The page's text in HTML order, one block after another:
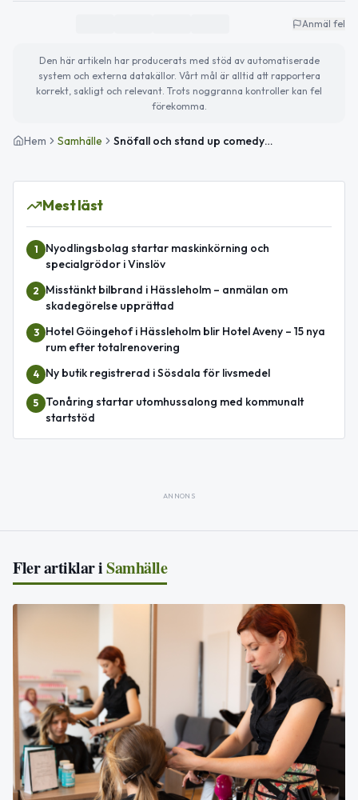
Anmäl fel
Den här artikeln har producerats med stöd av automatiserade
system och externa datakällor. Vårt mål är alltid att rapportera
korrekt, sakligt och relevant. Trots noggranna kontroller kan fel
förekomma.
Hem Samhälle Snöfall och stand up comedy i Stoby – dagens väder och evenemang
Mest läst
1
Nyodlingsbolag startar maskinkörning och
specialgrödor i Vinslöv
2
Misstänkt bilbrand i Hässleholm – anmälan om
skadegörelse upprättad
3
Hotel Göingehof i Hässleholm blir Hotel Aveny – 15 nya
rum efter totalrenovering
4 Ny butik registrerad i Sösdala för livsmedel
5
Tonåring startar utomhussalong med kommunalt
startstöd
ANNONS
Fler artiklar iSamhälle